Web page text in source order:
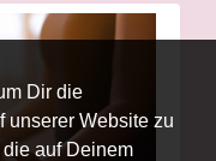
Dir die
unserer Website zu
auf Deinem